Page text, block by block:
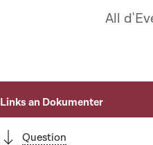
All
Links an Dokumenter
Question